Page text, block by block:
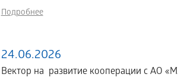
Подробнее
24.06.2026
Вектор на развитие кооперации с АО